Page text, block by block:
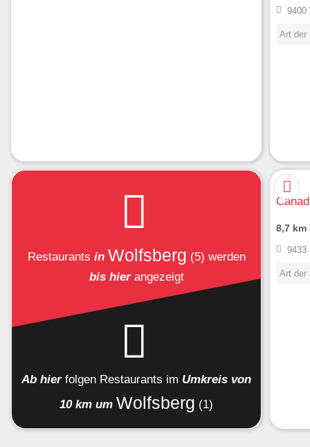
9400
Art der
Restaurants in Wolfsberg (5) werden
bis hierangezeigt
Ab hier folgen Restaurants im Umkreis von
10 km um Wolfsberg (1)
8,7 km
9433
Art der